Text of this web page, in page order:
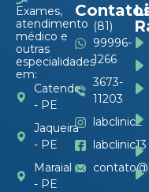
Exames,
atendimento
médico e
outras
especialidades
em:
Catende
- PE
Jaqueira
- PE
Maraial
- PE
(81)
99996-
1266
3673-
11203
labclinic2
labclinic13